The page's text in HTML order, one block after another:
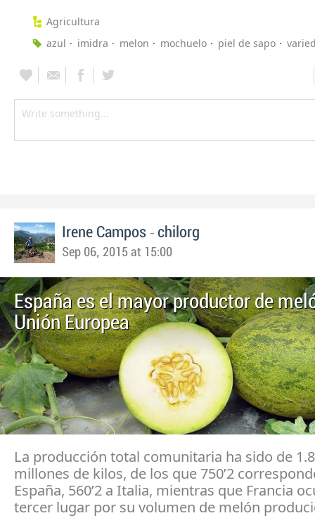
Agricultura
azul
imidra melon mochuelo piel de sapo
Irene Campos - chilorg
Sep 06, 2015 at 15:00
España es el mayor productor de
Unión Europea
La producción total comunitaria ha sido de
millones de kilos, de los que 750’2
España, 560’2 a Italia, mientras que Francia
tercer lugar por su volumen de melón